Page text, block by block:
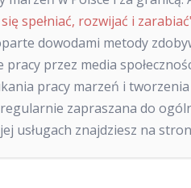
się spełniać, rozwijać i
dowodami metody
pracy przez media
pracy marzeń i
zapraszana do
usługach znajdziesz na